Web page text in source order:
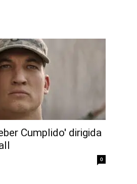
Cumplido' dirigida
0